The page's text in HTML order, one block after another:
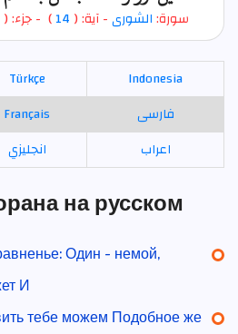
سورة:الشورى- آية: ( 14
) - جزء: (
Türkçe
Indonesia
Français
فارسی
انجليزي اعراب
на русском
Один - немой,
И
тебе можем Подобное же